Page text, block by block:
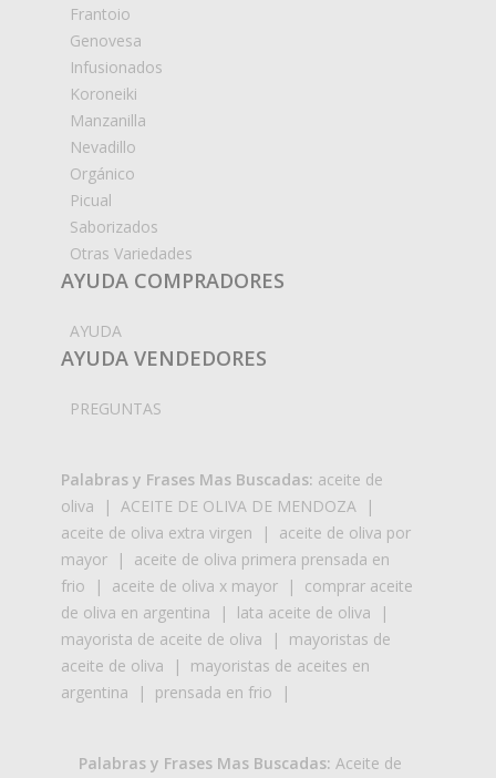
Frantoio
Genovesa
Infusionados
Koroneiki
Manzanilla
Nevadillo
Orgánico
Picual
Saborizados
Otras Variedades
AYUDA COMPRADORES
AYUDA
AYUDA VENDEDORES
PREGUNTAS
Palabras y Frases Mas Buscadas: aceite de
oliva | ACEITE DE OLIVA DE MENDOZA |
aceite de oliva extra virgen | aceite de oliva por
mayor | aceite de oliva primera prensada en
frio | aceite de oliva x mayor | comprar aceite
de oliva en argentina | lata aceite de oliva |
mayorista de aceite de oliva | mayoristas de
aceite de oliva | mayoristas de aceites en
argentina | prensada en frio |
Palabras y Frases Mas Buscadas: Aceite de